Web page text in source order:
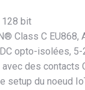
128 bit
Class C EU868,
opto-isolées,
des contacts
setup du noeud